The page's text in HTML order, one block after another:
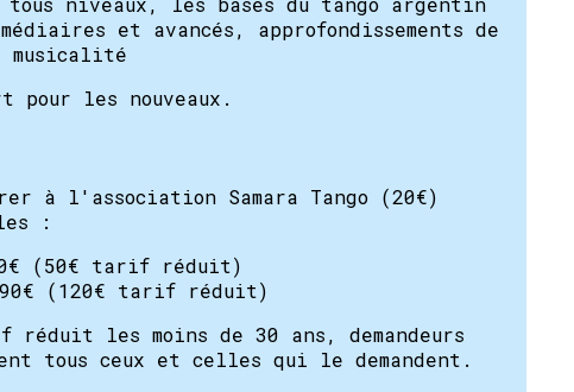
et avancés, approfondissements de
pour les nouveaux.
à l'association Samara Tango (20€)
:
(50€ tarif réduit)
(120€ tarif réduit)
les moins de 30 ans, demandeurs
tous ceux et celles qui le demandent.